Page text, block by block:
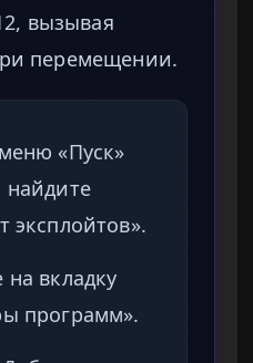
вызывая
перемещении.
«Пуск»
найдите
эксплойтов».
вкладку
программ».